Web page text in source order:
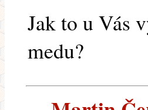
Jak to u Vás
medu?